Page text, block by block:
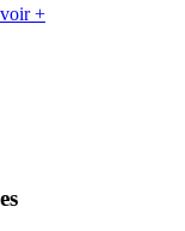
+